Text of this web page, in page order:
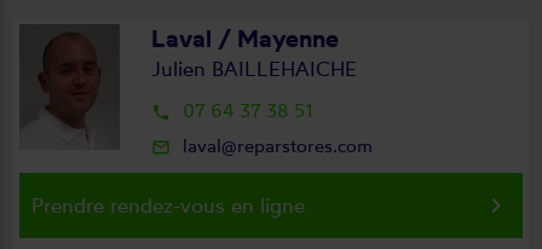
Laval / Mayenne
Julien BAILLEHAICHE
local_phone 07 64 37 38 51
mail_outline laval@reparstores.com
Prendre rendez-vous en ligne keyboard_arrow_right